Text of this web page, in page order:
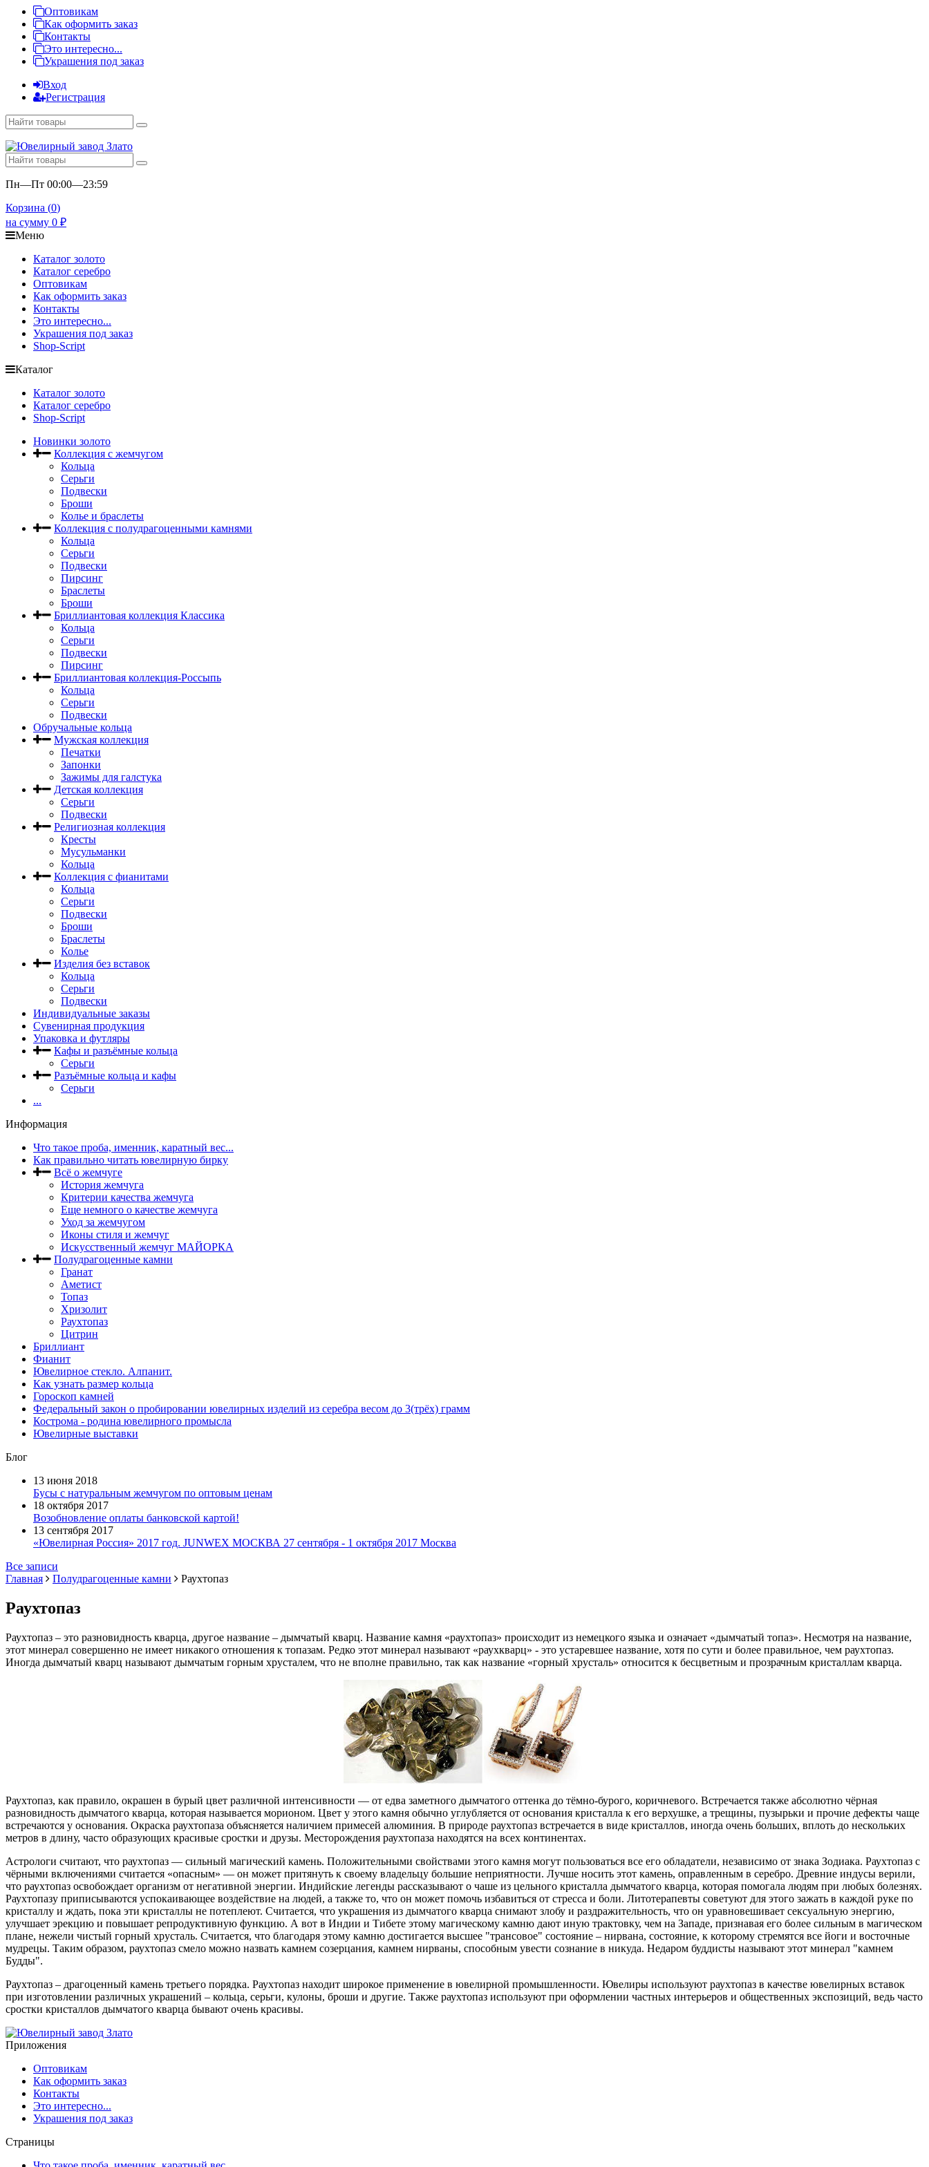
Оптовикам
Как оформить заказ
Контакты
Это интересно...
Украшения под заказ
Вход
Регистрация
Пн—Пт 00:00—23:59
Корзина (0)
на сумму 0 ₽
Меню
Каталог золото
Каталог серебро
Оптовикам
Как оформить заказ
Контакты
Это интересно...
Украшения под заказ
Shop-Script
Каталог
Каталог золото
Каталог серебро
Shop-Script
Новинки золото
Коллекция с жемчугом
Кольца
Серьги
Подвески
Броши
Колье и браслеты
Коллекция с полудрагоценными камнями
Кольца
Серьги
Подвески
Пирсинг
Браслеты
Броши
Бриллиантовая коллекция Классика
Кольца
Серьги
Подвески
Пирсинг
Бриллиантовая коллекция-Россыпь
Кольца
Серьги
Подвески
Обручальные кольца
Мужская коллекция
Печатки
Запонки
Зажимы для галстука
Детская коллекция
Серьги
Подвески
Религиозная коллекция
Кресты
Мусульманки
Кольца
Коллекция с фианитами
Кольца
Серьги
Подвески
Броши
Браслеты
Колье
Изделия без вставок
Кольца
Серьги
Подвески
Индивидуальные заказы
Сувенирная продукция
Упаковка и футляры
Кафы и разъёмные кольца
Серьги
Разъёмные кольца и кафы
Серьги
...
Информация
Что такое проба, именник, каратный вес...
Как правильно читать ювелирную бирку
Всё о жемчуге
История жемчуга
Критерии качества жемчуга
Еще немного о качестве жемчуга
Уход за жемчугом
Иконы стиля и жемчуг
Искусственный жемчуг МАЙОРКА
Полудрагоценные камни
Гранат
Аметист
Топаз
Хризолит
Раухтопаз
Цитрин
Бриллиант
Фианит
Ювелирное стекло. Алпанит.
Как узнать размер кольца
Гороскоп камней
Федеральный закон о пробировании ювелирных изделий из серебра весом до 3(трёх) грамм
Кострома - родина ювелирного промысла
Ювелирные выставки
Блог
13 июня 2018
Бусы с натуральным жемчугом по оптовым ценам
18 октября 2017
Возобновление оплаты банковской картой!
13 сентября 2017
«Ювелирная Россия» 2017 год. JUNWEX МОСКВА 27 сентября - 1 октября 2017 Москва
Все записи
Главная
Полудрагоценные камни Раухтопаз
Раухтопаз
Раухтопаз – это разновидность кварца, другое название – дымчатый кварц. Название камня «раухтопаз» происходит из немецкого языка и означает «дымчатый топаз». Несмотря на название,
этот минерал совершенно не имеет никакого отношения к топазам. Редко этот минерал называют «раухкварц» - это устаревшее название, хотя по сути и более правильное, чем раухтопаз.
Иногда дымчатый кварц называют дымчатым горным хрусталем, что не вполне правильно, так как название «горный хрусталь» относится к бесцветным и прозрачным кристаллам кварца.
Раухтопаз, как правило, окрашен в бурый цвет различной интенсивности — от едва заметного дымчатого оттенка до тёмно-бурого, коричневого. Встречается также абсолютно чёрная
разновидность дымчатого кварца, которая называется морионом. Цвет у этого камня обычно углубляется от основания кристалла к его верхушке, а трещины, пузырьки и прочие дефекты чаще
встречаются у основания. Окраска раухтопаза объясняется наличием примесей алюминия. В природе раухтопаз встречается в виде кристаллов, иногда очень больших, вплоть до нескольких
метров в длину, часто образующих красивые сростки и друзы. Месторождения раухтопаза находятся на всех континентах.
Астрологи считают, что раухтопаз — сильный магический камень. Положительными свойствами этого камня могут пользоваться все его обладатели, независимо от знака Зодиака. Раухтопаз с
чёрными включениями считается «опасным» — он может притянуть к своему владельцу большие неприятности. Лучше носить этот камень, оправленным в серебро. Древние индусы верили,
что раухтопаз освобождает организм от негативной энергии. Индийские легенды рассказывают о чаше из цельного кристалла дымчатого кварца, которая помогала людям при любых болезнях.
Раухтопазу приписываются успокаивающее воздействие на людей, а также то, что он может помочь избавиться от стресса и боли. Литотерапевты советуют для этого зажать в каждой руке по
кристаллу и ждать, пока эти кристаллы не потеплеют. Считается, что украшения из дымчатого кварца снимают злобу и раздражительность, что он уравновешивает сексуальную энергию,
улучшает эрекцию и повышает репродуктивную функцию. А вот в Индии и Тибете этому магическому камню дают иную трактовку, чем на Западе, признавая его более сильным в магическом
плане, нежели чистый горный хрусталь. Считается, что благодаря этому камню достигается высшее "трансовое" состояние – нирвана, состояние, к которому стремятся все йоги и восточные
мудрецы. Таким образом, раухтопаз смело можно назвать камнем созерцания, камнем нирваны, способным увести сознание в никуда. Недаром буддисты называют этот минерал "камнем
Будды".
Раухтопаз – драгоценный камень третьего порядка. Раухтопаз находит широкое применение в ювелирной промышленности. Ювелиры используют раухтопаз в качестве ювелирных вставок
при изготовлении различных украшений – кольца, серьги, кулоны, броши и другие. Также раухтопаз используют при оформлении частных интерьеров и общественных экспозиций, ведь часто
сростки кристаллов дымчатого кварца бывают очень красивы.
Приложения
Оптовикам
Как оформить заказ
Контакты
Это интересно...
Украшения под заказ
Страницы